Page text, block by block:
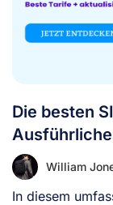
Die besten
William
In diesem